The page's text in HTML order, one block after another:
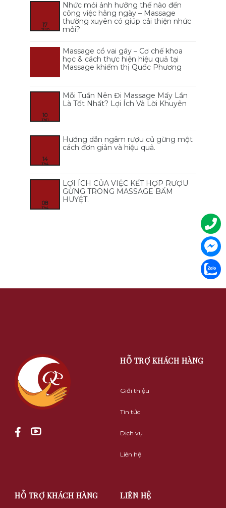
17
Th10
Nhức mỏi ảnh hưởng thế nào đến
công việc hằng ngày – Massage
thường xuyên có giúp cải thiện nhức
mỏi?
Massage cổ vai gáy – Cơ chế khoa
học & cách thực hiện hiệu quả tại
Massage khiếm thị Quốc Phương
10
Th11
Mỗi Tuần Nên Đi Massage Mấy Lần
Là Tốt Nhất? Lợi Ích Và Lời Khuyên
14
Th4
Hướng dẫn ngâm rượu củ gừng một
cách đơn giản và hiệu quả.
08
Th4
LỢI ÍCH CỦA VIỆC KẾT HỢP RƯỢU
GỪNG TRONG MASSAGE BẤM
HUYỆT.
HỖ TRỢ KHÁCH HÀNG
Giới thiệu
Tin tức
Dịch vụ
Liên hệ
HỖ TRỢ KHÁCH HÀNG LIÊN HỆ